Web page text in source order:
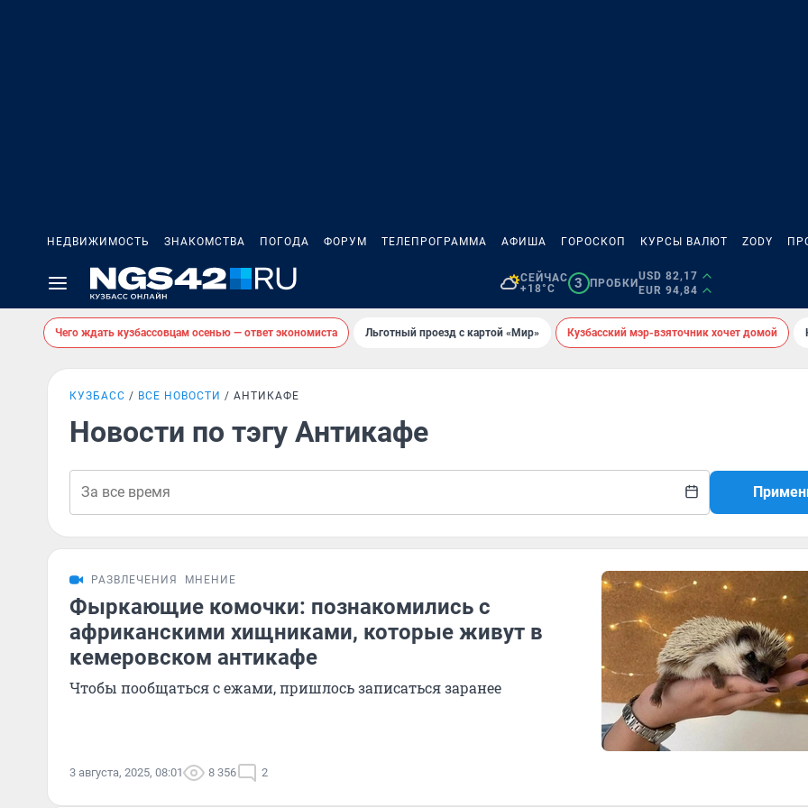
НЕДВИЖИМОСТЬ ЗНАКОМСТВА ПОГОДА ФОРУМ ТЕЛЕПРОГРАММА АФИША ГОРОСКОП КУРСЫ ВАЛЮТ ZODY
СЕЙЧАС
+18°C
3 ПРОБКИ
USD 82,17
EUR 94,84
Чего ждать кузбассовцам осенью — ответ экономиста Льготный проезд с картой «Мир» Кузбасский мэр-взяточник хочет домой
КУЗБАСС ВСЕ НОВОСТИ АНТИКАФЕ
Новости по тэгу Антикафе
РАЗВЛЕЧЕНИЯ МНЕНИЕ
Фыркающие комочки: познакомились с
африканскими хищниками, которые живут в
кемеровском антикафе
Чтобы пообщаться с ежами, пришлось записаться заранее
3 августа, 2025, 08:01 8 356 2